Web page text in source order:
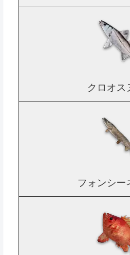
クロオス
フォンシー